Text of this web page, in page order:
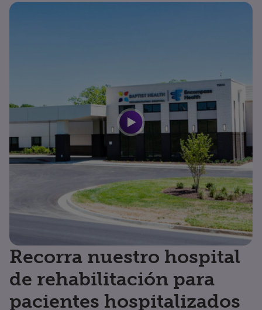
Recorra nuestro hospital
de rehabilitación para
pacientes hospitalizados